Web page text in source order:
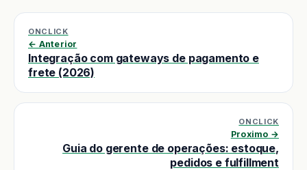
ONCLICK
← Anterior
Integração com gateways de pagamento e
frete (2026)
ONCLICK
Proximo →
Guia do gerente de operações: estoque,
pedidos e fulfillment